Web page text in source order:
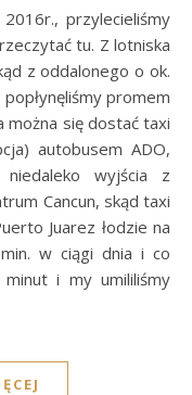
tu. Z lotniska
z oddalonego o ok.
promem
można się dostać taxi
autobusem ADO,
wyjścia z
Cancun, skąd taxi
Juarez łodzie na
w ciągi dnia i co
i my umililiśmy